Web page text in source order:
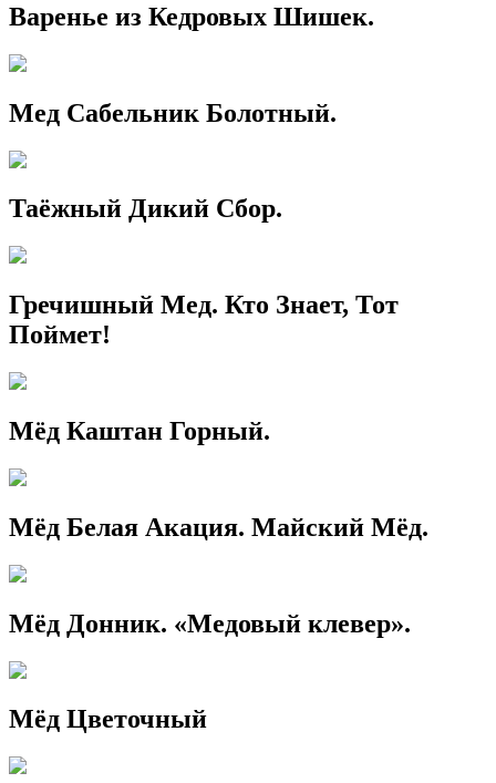
Варенье из Кедровых Шишек.
Мед Сабельник Болотный.
Таёжный Дикий Сбор.
Гречишный Мед. Кто Знает, Тот
Поймет!
Мёд Каштан Горный.
Мёд Белая Акация. Майский Мёд.
Мёд Донник. «Медовый клевер».
Мёд Цветочный